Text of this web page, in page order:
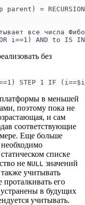
=
все числа
AND to IS
без
STEP 1 IF
в меньшей
поэтому пока не
и сам
соответствующие
Еще больше
необходимо
списке
не NULL значений
учитывать
его
в будущих
учитывать.